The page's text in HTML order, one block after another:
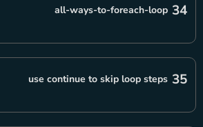
34
all-ways-to-foreach-loop
35
use continue to skip loop steps